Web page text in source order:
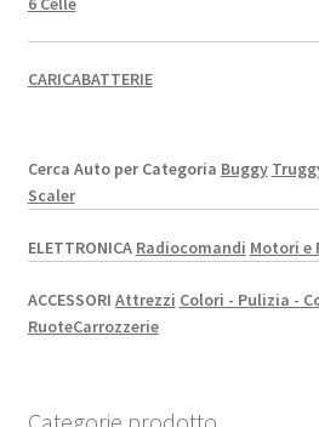
CARICABATTERIE
Cerca Auto per Categoria Buggy
Scaler
ELETTRONICA Radiocomandi Motori e
ACCESSORI Attrezzi Colori - Pulizia -
RuoteCarrozzerie